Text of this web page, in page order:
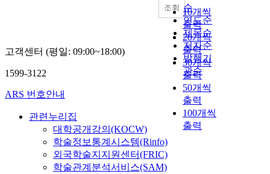
순
연도순
제목순
저자순
발행기
관순
10개씩
출력
20개씩
출력
30개씩
출력
50개씩
출력
100개씩
출력
조회
고객센터 (평일: 09:00~18:00)
1599-3122
ARS 번호안내
관련누리집
대학공개강의(KOCW)
학술정보통계시스템(Rinfo)
외국학술지지원센터(FRIC)
학술관계분석서비스(SAM)